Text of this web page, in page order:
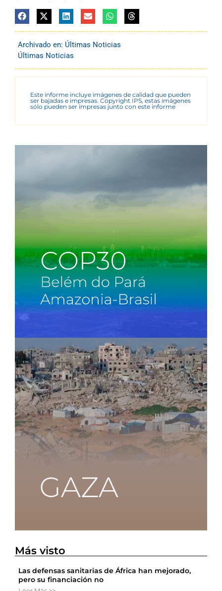
Archivado en: Últimas Noticias
Últimas Noticias
Este informe incluye imágenes de calidad que pueden
ser bajadas e impresas. Copyright IPS, estas imágenes
sólo pueden ser impresas junto con este informe
Más visto
Las defensas sanitarias de África han mejorado,
pero su financiación no